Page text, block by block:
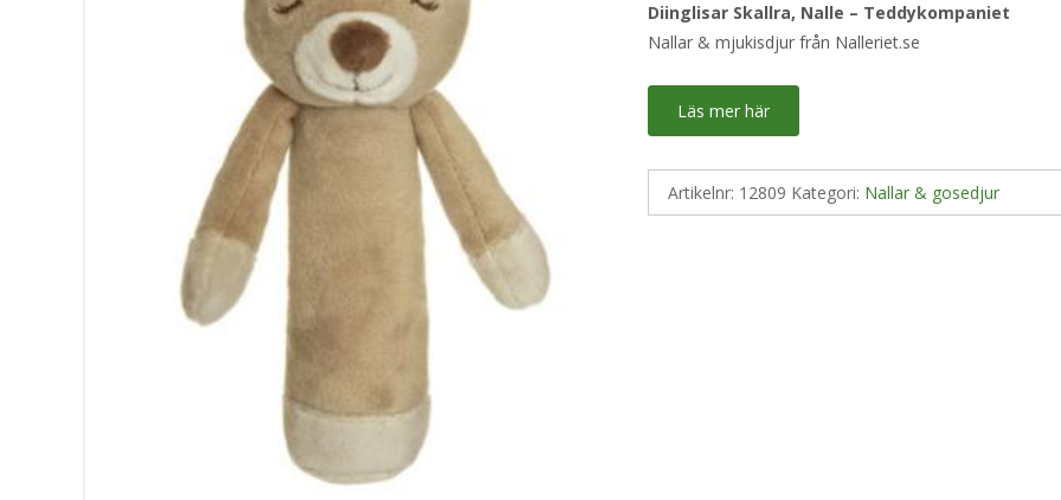
Diinglisar Skallra, Nalle – Teddykompaniet
Nallar & mjukisdjur från Nalleriet.se
Läs mer här
Artikelnr: 12809 Kategori: Nallar & gosedjur